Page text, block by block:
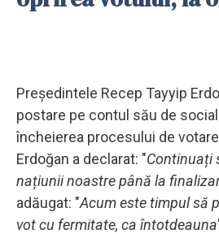
Președintele Recep Tayyip
postare pe contul său de
încheierea procesului de
Erdoğan a declarat: "Continuați
națiunii noastre până la
adăugat: "Acum este timpul să
vot cu fermitate, ca întotdeauna